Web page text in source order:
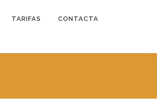
TARIFAS CONTACTA